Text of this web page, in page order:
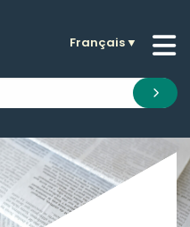
Français▼